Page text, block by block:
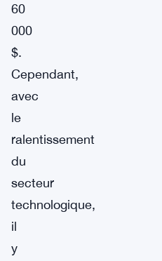
60
000
$.
Cependant,
avec
le
ralentissement
du
secteur
technologique,
il
y